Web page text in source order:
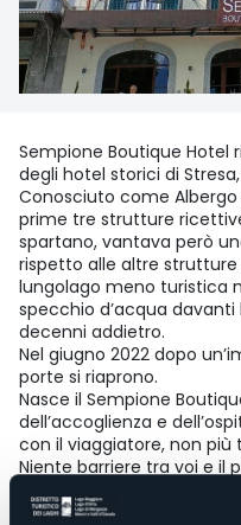
Sempione Boutique Hotel
degli hotel storici di
Conosciuto come
prime tre strutture
spartano, vantava però
rispetto alle altre
lungolago meno turistica
specchio d’acqua
decenni addietro.
Nel giugno 2022 dopo
porte si riaprono.
Nasce il Sempione
dell’accoglienza e
con il viaggiatore, non
Niente barriere tra voi e il
continuo di interazioni
scoperta del territorio e